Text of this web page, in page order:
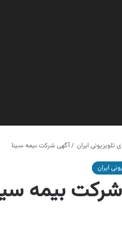
تلویزیونی ایران /آگهی شرکت بیمه سینا
ایران
بیمه